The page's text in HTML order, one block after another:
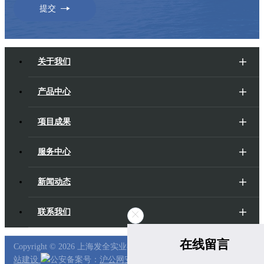
提交
关于我们
产品中心
项目成果
服务中心
新闻动态
联系我们
Copyright © 2026 上海发全实业有限公司 沪ICP备17053885号-1
站建设
公安备案号： 沪公网安备31011202006730号
在线留言